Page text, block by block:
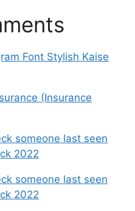
Font Stylish Kaise
(Insurance
someone last seen
2022
someone last seen
2022